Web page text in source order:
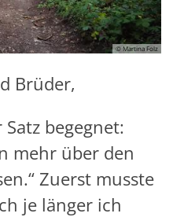
© Martina Folz
Brüder,
begegnet:
mehr über den
Zuerst musste
je länger ich